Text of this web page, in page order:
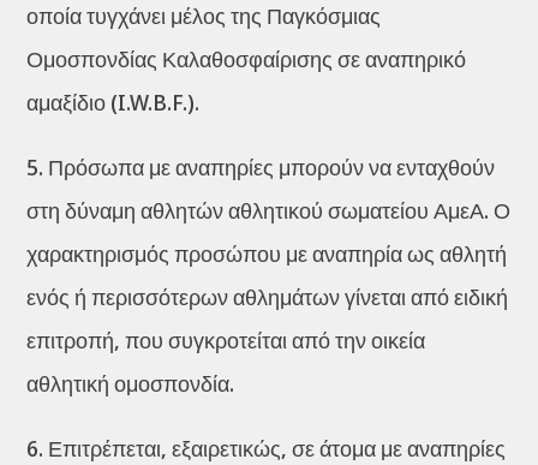
οποία τυγχάνει μέλος της Παγκόσμιας
Ομοσπονδίας Καλαθοσφαίρισης σε αναπηρικό
αμαξίδιο (I.W.B.F.).
5. Πρόσωπα με αναπηρίες μπορούν να ενταχθούν
στη δύναμη αθλητών αθλητικού σωματείου ΑμεΑ. Ο
χαρακτηρισμός προσώπου με αναπηρία ως αθλητή
ενός ή περισσότερων αθλημάτων γίνεται από ειδική
επιτροπή, που συγκροτείται από την οικεία
αθλητική ομοσπονδία.
6. Επιτρέπεται, εξαιρετικώς, σε άτομα με αναπηρίες